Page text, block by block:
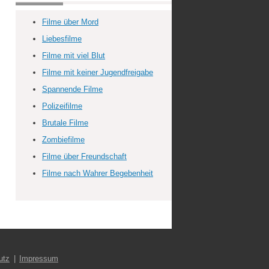
Filme über Mord
Liebesfilme
Filme mit viel Blut
Filme mit keiner Jugendfreigabe
Spannende Filme
Polizeifilme
Brutale Filme
Zombiefilme
Filme über Freundschaft
Filme nach Wahrer Begebenheit
Impressum